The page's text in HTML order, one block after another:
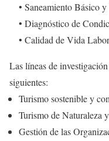
• Saneamiento Básico
• Diagnóstico de
• Calidad de Vida
Las líneas de
siguientes:
Turismo sostenible y
Turismo de Naturaleza
Gestión de las